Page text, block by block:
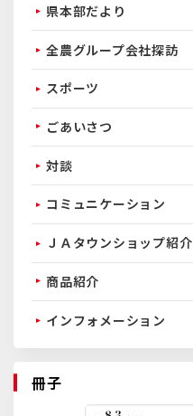
県本部だより
全農グループ会社探訪
スポーツ
ごあいさつ
対談
コミュニケーション
ＪＡタウンショップ紹介
商品紹介
インフォメーション
冊子